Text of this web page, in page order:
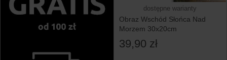
dostępne warianty
Obraz Wschód Słońca Nad
Morzem 30x20cm
39,90 zł